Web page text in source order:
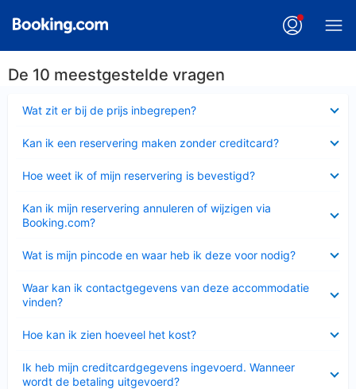
De 10 meestgestelde vragen
Wat zit er bij de prijs inbegrepen?
Kan ik een reservering maken zonder creditcard?
Hoe weet ik of mijn reservering is bevestigd?
Kan ik mijn reservering annuleren of wijzigen via
Booking.com?
Wat is mijn pincode en waar heb ik deze voor nodig?
Waar kan ik contactgegevens van deze accommodatie
vinden?
Hoe kan ik zien hoeveel het kost?
Ik heb mijn creditcardgegevens ingevoerd. Wanneer
wordt de betaling uitgevoerd?